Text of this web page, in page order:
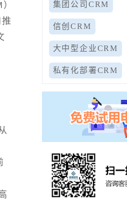
集团公司CRM
信创CRM
大中型企业CRM
私有化部署CRM